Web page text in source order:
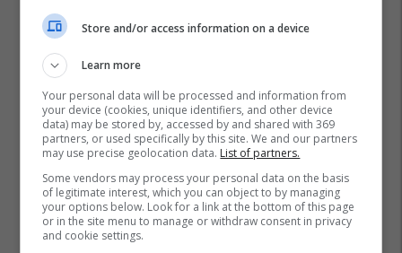
Wolfsburg Maxence Lacroix Liverpool
Bundesliga
Transferimet
Premier League
Store and/or access information on a device
Learn more
Your personal data will be processed and information from
your device (cookies, unique identifiers, and other device
data) may be stored by, accessed by and shared with 369
partners, or used specifically by this site. We and our partners
may use precise geolocation data. List of partners.
Some vendors may process your personal data on the basis
of legitimate interest, which you can object to by managing
your options below. Look for a link at the bottom of this page
or in the site menu to manage or withdraw consent in privacy
and cookie settings.